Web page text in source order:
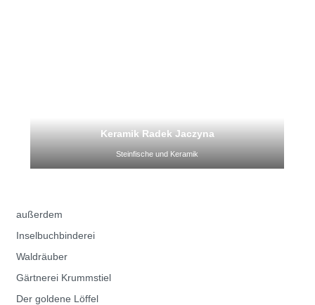
Keramik Radek Jaczyna
Steinfische und Keramik
außerdem
Inselbuchbinderei
Waldräuber
Gärtnerei Krummstiel
Der goldene Löffel